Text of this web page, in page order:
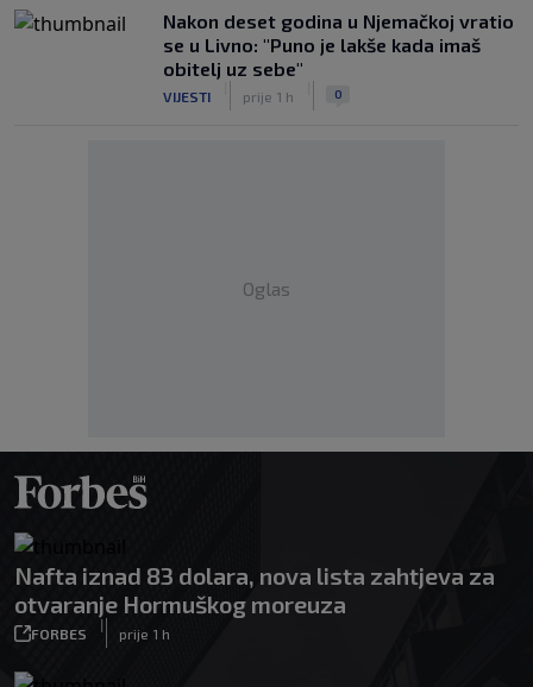
Nakon deset godina u Njemačkoj vratio
se u Livno: "Puno je lakše kada imaš
obitelj uz sebe"
VIJESTI prije 1 h 0
Oglas
Nafta iznad 83 dolara, nova lista zahtjeva za
otvaranje Hormuškog moreuza
FORBES
|
prije 1 h